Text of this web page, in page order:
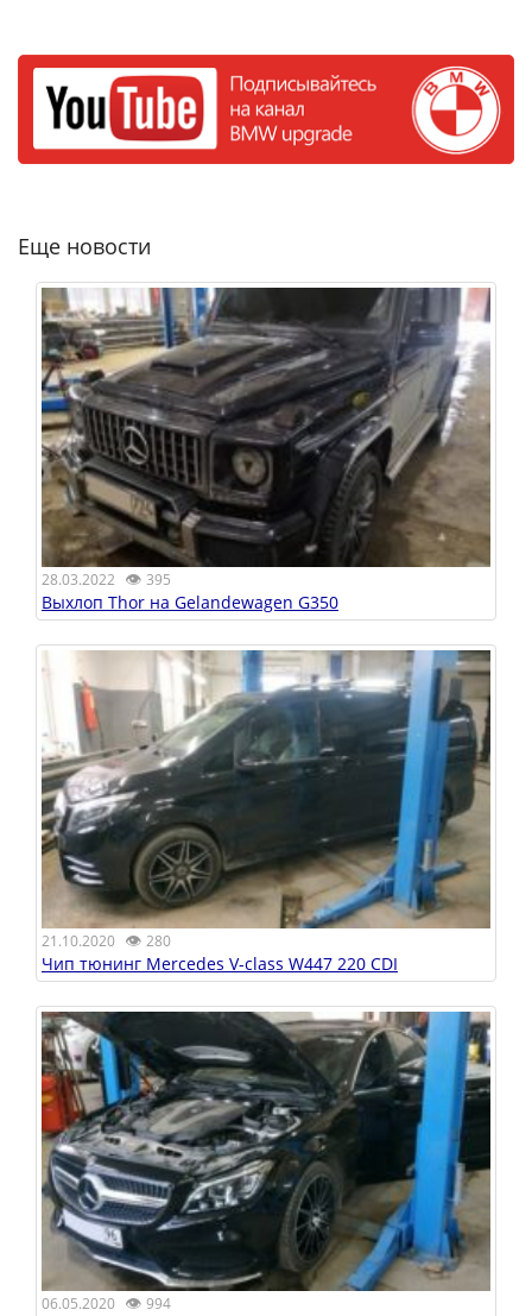
Еще новости
28.03.2022 👁 395
Выхлоп Thor на Gelandewagen G350
21.10.2020 👁 280
Чип тюнинг Mercedes V-class W447 220 CDI
06.05.2020 👁 994